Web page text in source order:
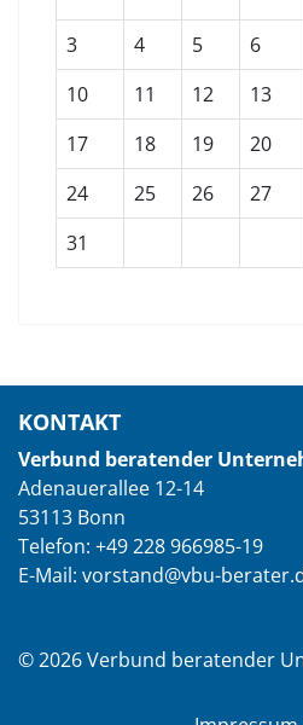
3
4 5 6
10
11 12 13
17
18 19 20
24
25 26 27
31
KONTAKT
Verbund beratender
Adenauerallee 12-14
53113 Bonn
Telefon: +49 228 966985-19
E-Mail: vorstand@vbu-
© 2026 Verbund beratender